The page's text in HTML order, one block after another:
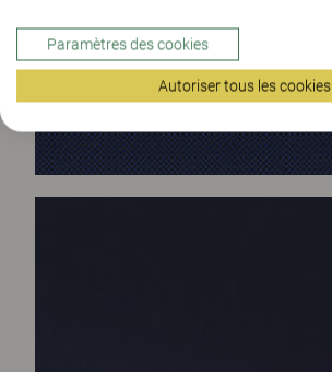
Paramètres des cookies
Autoriser tous les cookies